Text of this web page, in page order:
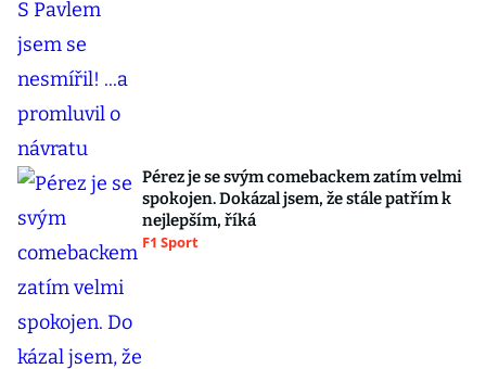
Pérez je se svým comebackem zatím velmi
spokojen. Dokázal jsem, že stále patřím k
nejlepším, říká
F1 Sport